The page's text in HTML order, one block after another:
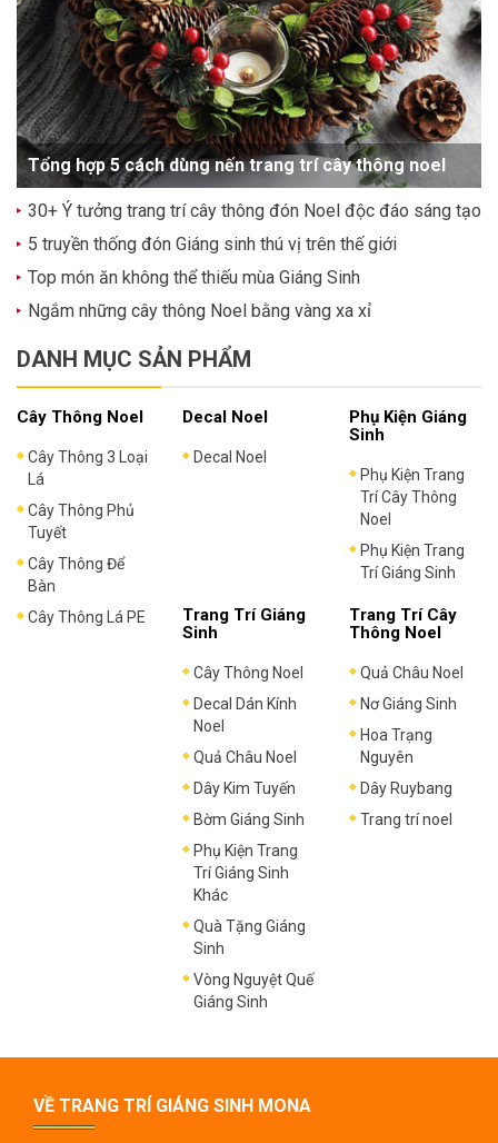
Tổng hợp 5 cách dùng nến trang trí cây thông noel
30+ Ý tưởng trang trí cây thông đón Noel độc đáo sáng tạo
5 truyền thống đón Giáng sinh thú vị trên thế giới
Top món ăn không thể thiếu mùa Giáng Sinh
Ngắm những cây thông Noel bằng vàng xa xỉ
DANH MỤC SẢN PHẨM
Cây Thông Noel
Cây Thông 3 Loại
Lá
Cây Thông Phủ
Tuyết
Cây Thông Để
Bàn
Cây Thông Lá PE
Decal Noel
Decal Noel
Phụ Kiện Giáng
Sinh
Phụ Kiện Trang
Trí Cây Thông
Noel
Phụ Kiện Trang
Trí Giáng Sinh
Trang Trí Giáng
Sinh
Cây Thông Noel
Decal Dán Kính
Noel
Quả Châu Noel
Dây Kim Tuyến
Bờm Giáng Sinh
Phụ Kiện Trang
Trí Giáng Sinh
Khác
Quà Tặng Giáng
Sinh
Vòng Nguyệt Quế
Giáng Sinh
Trang Trí Cây
Thông Noel
Quả Châu Noel
Nơ Giáng Sinh
Hoa Trạng
Nguyên
Dây Ruybang
Trang trí noel
VỀ TRANG TRÍ GIÁNG SINH MONA